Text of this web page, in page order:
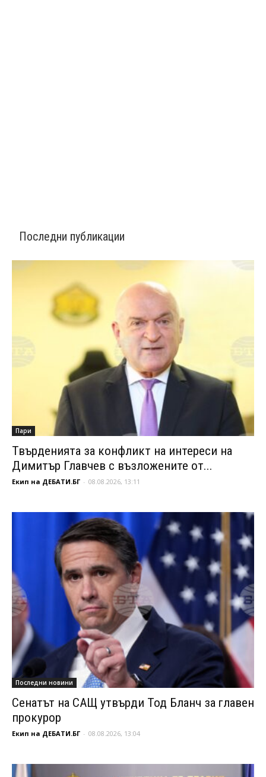
Последни публикации
Пари
Твърденията за конфликт на интереси на
Димитър Главчев с възложените от...
Екип на ДЕБАТИ.БГ - 08.08.2026, 13:11
Последни новини
Сенатът на САЩ утвърди Тод Бланч за главен
прокурор
Екип на ДЕБАТИ.БГ - 08.08.2026, 13:04